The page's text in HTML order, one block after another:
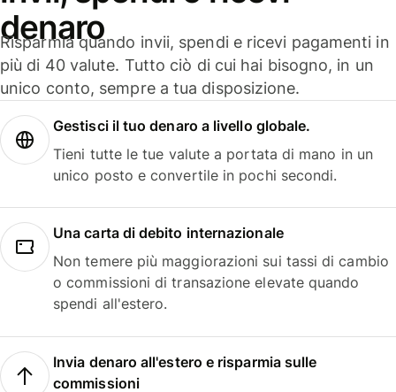
denaro
Risparmia quando invii, spendi e ricevi pagamenti in
più di 40 valute. Tutto ciò di cui hai bisogno, in un
unico conto, sempre a tua disposizione.
Gestisci il tuo denaro a livello globale.
Tieni tutte le tue valute a portata di mano in un
unico posto e convertile in pochi secondi.
Una carta di debito internazionale
Non temere più maggiorazioni sui tassi di cambio
o commissioni di transazione elevate quando
spendi all'estero.
Invia denaro all'estero e risparmia sulle
commissioni